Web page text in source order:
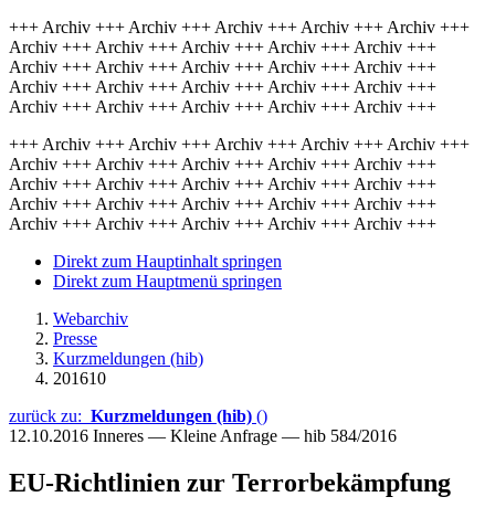
+++ Archiv +++ Archiv +++ Archiv +++ Archiv +++ Archiv +++
Archiv +++ Archiv +++ Archiv +++ Archiv +++ Archiv +++
Archiv +++ Archiv +++ Archiv +++ Archiv +++ Archiv +++
Archiv +++ Archiv +++ Archiv +++ Archiv +++ Archiv +++
Archiv +++ Archiv +++ Archiv +++ Archiv +++ Archiv +++
+++ Archiv +++ Archiv +++ Archiv +++ Archiv +++ Archiv +++
Archiv +++ Archiv +++ Archiv +++ Archiv +++ Archiv +++
Archiv +++ Archiv +++ Archiv +++ Archiv +++ Archiv +++
Archiv +++ Archiv +++ Archiv +++ Archiv +++ Archiv +++
Archiv +++ Archiv +++ Archiv +++ Archiv +++ Archiv +++
Direkt zum Hauptinhalt springen
Direkt zum Hauptmenü springen
Webarchiv
Presse
Kurzmeldungen (hib)
201610
zurück zu: Kurzmeldungen (hib) ()
12.10.2016 Inneres — Kleine Anfrage — hib 584/2016
EU-Richtlinien zur Terrorbekämpfung